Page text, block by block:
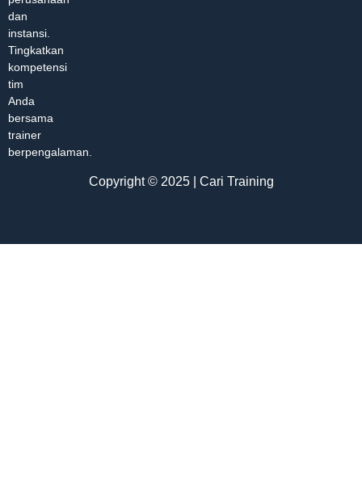
dan
instansi.
Tingkatkan
kompetensi
tim
Anda
bersama
trainer
berpengalaman.
Copyright © 2025 | Cari Training